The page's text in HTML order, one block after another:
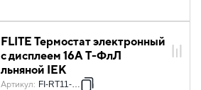
FLITE Термостат электронный
с дисплеем 16А Т-ФлЛ
льняной IEK
Артикул: FI-RT11-K88